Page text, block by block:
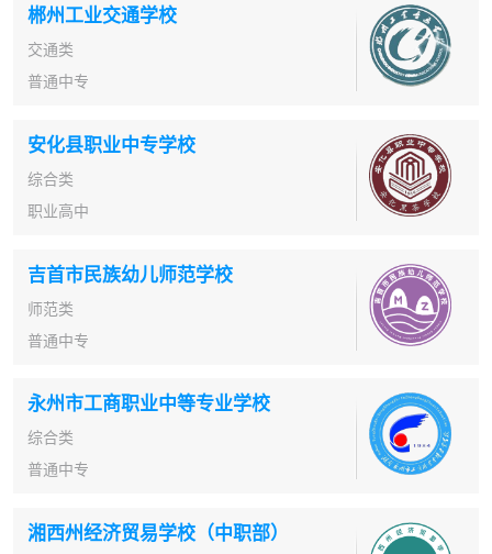
郴州工业交通学校
交通类
普通中专
安化县职业中专学校
综合类
职业高中
吉首市民族幼儿师范学校
师范类
普通中专
永州市工商职业中等专业学校
综合类
普通中专
湘西州经济贸易学校（中职部）